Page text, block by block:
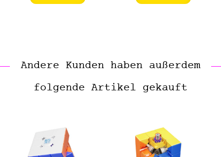
Andere Kunden haben außerdem
folgende Artikel gekauft